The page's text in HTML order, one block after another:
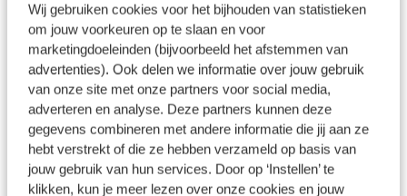
Wij gebruiken cookies voor het bijhouden van statistieken
om jouw voorkeuren op te slaan en voor
marketingdoeleinden (bijvoorbeeld het afstemmen van
advertenties). Ook delen we informatie over jouw gebruik
van onze site met onze partners voor social media,
adverteren en analyse. Deze partners kunnen deze
gegevens combineren met andere informatie die jij aan ze
hebt verstrekt of die ze hebben verzameld op basis van
jouw gebruik van hun services. Door op ‘Instellen’ te
klikken, kun je meer lezen over onze cookies en jouw
Vanaf 2027 geldt er een fiscaal voordeel voor
werkgevers die volledig elektrische leaseauto’s ter
beschikking stellen. Voorleaseauto’smet fossiele
brandstofaandrijving (benzine of diesel) moeten
werkgevers een extra belasting betalen over het
privégebruik van de auto: een pseudo-eindheffing
van 12% van de fiscale waarde van de auto. Het doel
van deze regeling is het stimuleren van een